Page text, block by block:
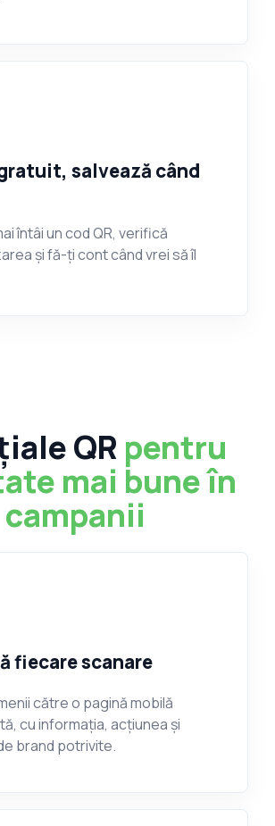
salvează când
întâi un cod QR, verifică
și fă-ți cont când vrei să îl
QR pentru
mai bune în
campanii
fiecare scanare
către o pagină mobilă
cu informația, acțiunea și
brand potrivite.